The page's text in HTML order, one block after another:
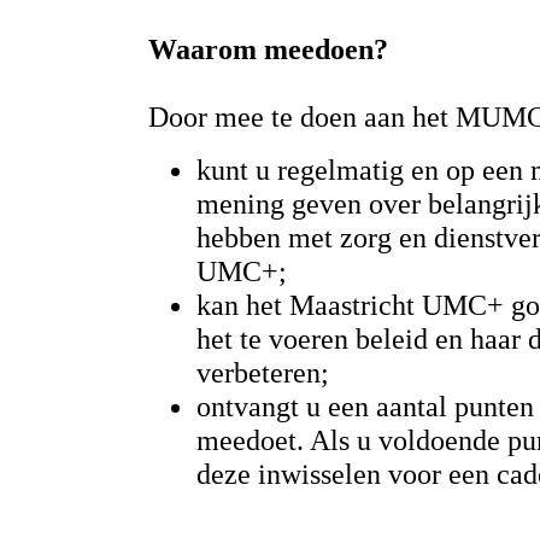
Waarom meedoen?
Door mee te doen aan het
kunt u regelmatig en op
mening geven over
hebben met zorg en
UMC+;
kan het Maastricht UMC+
het te voeren beleid en haar
verbeteren;
ontvangt u een aantal
meedoet. Als u voldoende
deze inwisselen voor een